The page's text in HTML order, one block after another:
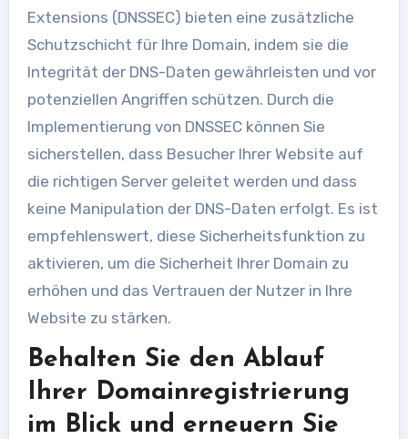
Extensions (DNSSEC) bieten eine zusätzliche
Schutzschicht für Ihre Domain, indem sie die
Integrität der DNS-Daten gewährleisten und vor
potenziellen Angriffen schützen. Durch die
Implementierung von DNSSEC können Sie
sicherstellen, dass Besucher Ihrer Website auf
die richtigen Server geleitet werden und dass
keine Manipulation der DNS-Daten erfolgt. Es ist
empfehlenswert, diese Sicherheitsfunktion zu
aktivieren, um die Sicherheit Ihrer Domain zu
erhöhen und das Vertrauen der Nutzer in Ihre
Website zu stärken.
Behalten Sie den Ablauf
Ihrer Domainregistrierung
im Blick und erneuern Sie